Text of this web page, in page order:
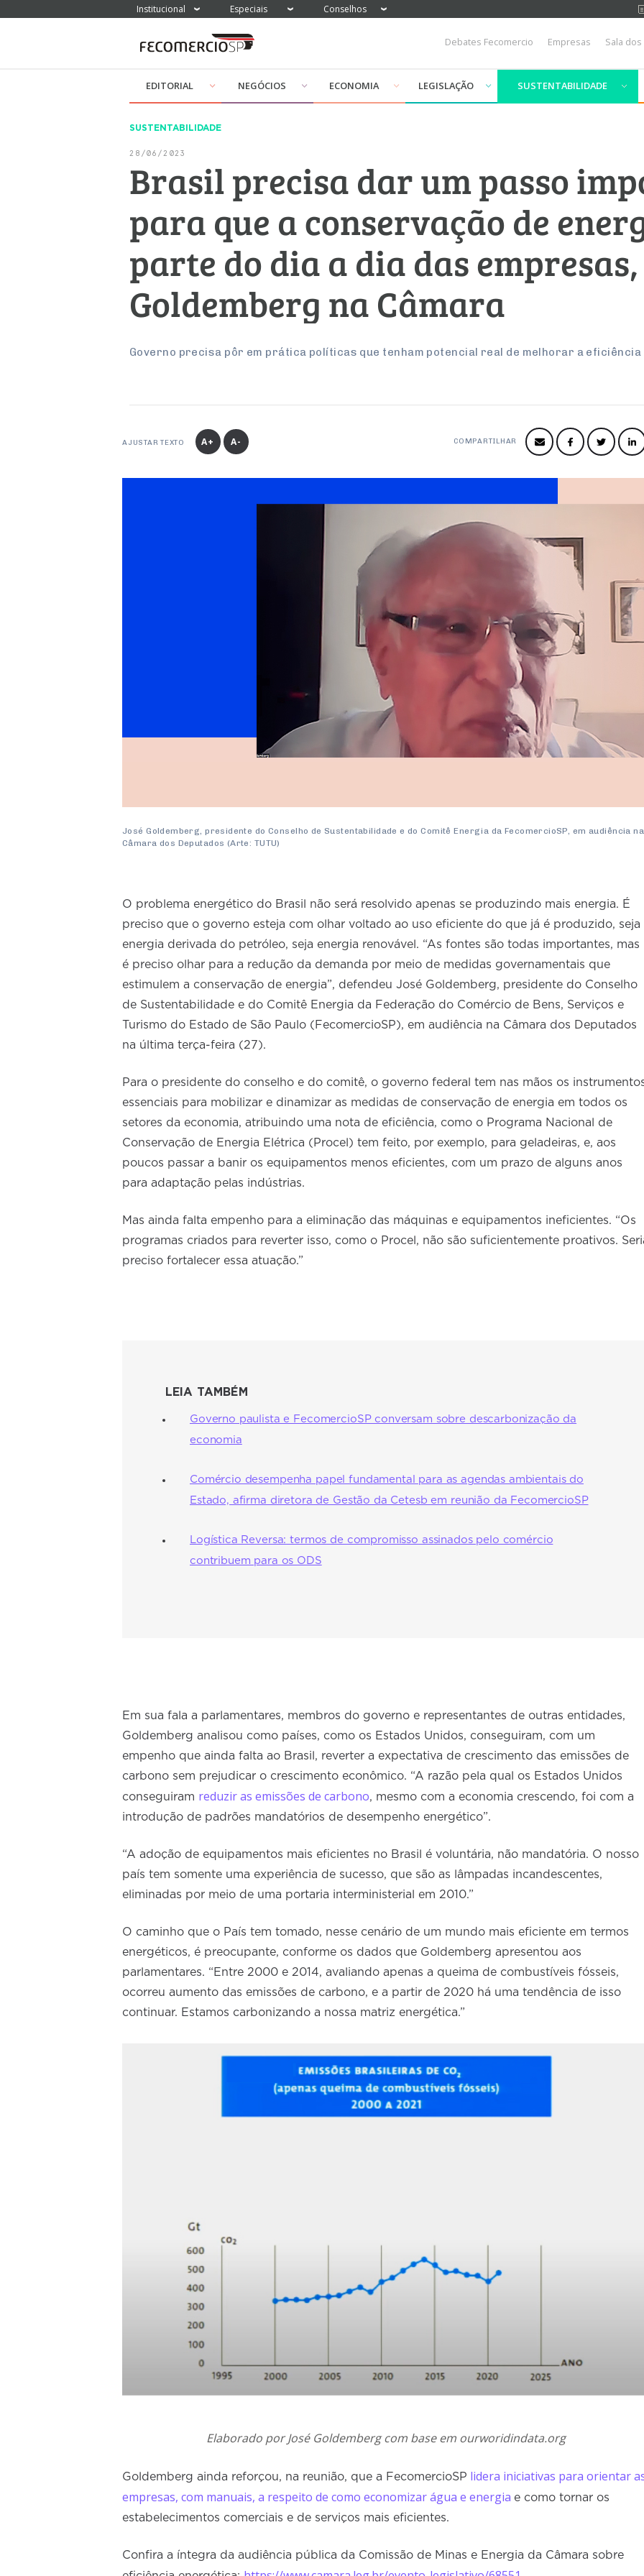
Institucional Especiais Conselhos
Debates Fecomercio Empresas Sala
EDITORIAL NEGÓCIOS ECONOMIA LEGISLAÇÃO SUSTENTABILIDADE
SUSTENTABILIDADE
28/06/2023
Brasil precisa dar um passo
para que a conservação de
parte do dia a dia das
Goldemberg na Câmara
Governo precisa pôr em prática políticas que tenham potencial real de melhorar a
AJUSTAR TEXTO A+ A- COMPARTILHAR
José Goldemberg, presidente do Conselho de Sustentabilidade e do Comitê Energia da FecomercioSP, em audiência na
Câmara dos Deputados (Arte: TUTU)
O problema energético do Brasil não será resolvido apenas se produzindo mais energia. É
preciso que o governo esteja com olhar voltado ao uso eficiente do que já é produzido, seja
energia derivada do petróleo, seja energia renovável. “As fontes são todas importantes, mas
é preciso olhar para a redução da demanda por meio de medidas governamentais que
estimulem a conservação de energia”, defendeu José Goldemberg, presidente do Conselho
de Sustentabilidade e do Comitê Energia da Federação do Comércio de Bens, Serviços e
Turismo do Estado de São Paulo (FecomercioSP), em audiência na Câmara dos Deputados
na última terça-feira (27).
Para o presidente do conselho e do comitê, o governo federal tem nas mãos os
essenciais para mobilizar e dinamizar as medidas de conservação de energia em todos os
setores da economia, atribuindo uma nota de eficiência, como o Programa Nacional de
Conservação de Energia Elétrica (Procel) tem feito, por exemplo, para geladeiras, e, aos
poucos passar a banir os equipamentos menos eficientes, com um prazo de alguns anos
para adaptação pelas indústrias.
Mas ainda falta empenho para a eliminação das máquinas e equipamentos ineficientes. “Os
programas criados para reverter isso, como o Procel, não são suficientemente proativos.
preciso fortalecer essa atuação.”
LEIA TAMBÉM
Governo paulista e FecomercioSP conversam sobre descarbonização da
economia
Comércio desempenha papel fundamental para as agendas ambientais do
Estado, afirma diretora de Gestão da Cetesb em reunião da FecomercioSP
Logística Reversa: termos de compromisso assinados pelo comércio
contribuem para os ODS
Em sua fala a parlamentares, membros do governo e representantes de outras entidades,
Goldemberg analisou como países, como os Estados Unidos, conseguiram, com um
empenho que ainda falta ao Brasil, reverter a expectativa de crescimento das emissões de
carbono sem prejudicar o crescimento econômico. “A razão pela qual os Estados Unidos
conseguiram reduzir as emissões de carbono, mesmo com a economia crescendo, foi com a
introdução de padrões mandatórios de desempenho energético”.
“A adoção de equipamentos mais eficientes no Brasil é voluntária, não mandatória. O nosso
país tem somente uma experiência de sucesso, que são as lâmpadas incandescentes,
eliminadas por meio de uma portaria interministerial em 2010.”
O caminho que o País tem tomado, nesse cenário de um mundo mais eficiente em termos
energéticos, é preocupante, conforme os dados que Goldemberg apresentou aos
parlamentares. “Entre 2000 e 2014, avaliando apenas a queima de combustíveis fósseis,
ocorreu aumento das emissões de carbono, e a partir de 2020 há uma tendência de isso
continuar. Estamos carbonizando a nossa matriz energética.”
Elaborado por José Goldemberg com base em ourworidindata.org
Goldemberg ainda reforçou, na reunião, que a FecomercioSP lidera iniciativas para orientar
empresas, com manuais, a respeito de como economizar água e energia e como tornar os
estabelecimentos comerciais e de serviços mais eficientes.
Confira a íntegra da audiência pública da Comissão de Minas e Energia da Câmara sobre